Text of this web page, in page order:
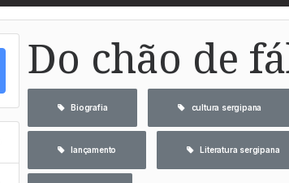
Do chão de
Biografia cultura sergipana
lançamento Literatura sergipana